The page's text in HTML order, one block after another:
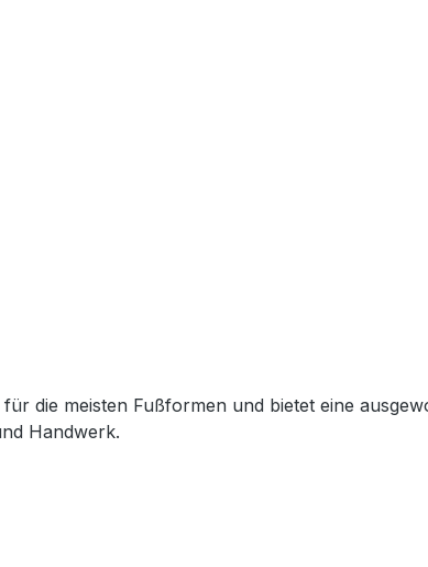
die meisten Fußformen und bietet eine
Handwerk.